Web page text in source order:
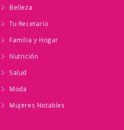
Belleza
Tu Recetario
Familia y Hogar
Nutrición
Salud
Moda
Mujeres Notables